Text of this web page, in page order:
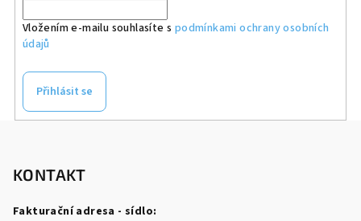
Vložením e-mailu souhlasíte s podmínkami ochrany osobních
údajů
Přihlásit se
KONTAKT
Fakturační adresa - sídlo: